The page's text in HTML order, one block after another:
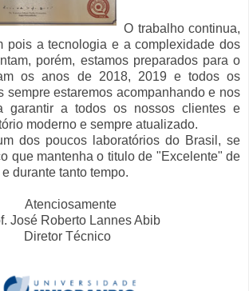
O trabalho continua,
pois a tecnologia e a complexidade dos
porém, estamos preparados para o
os anos de 2018, 2019 e todos os
sempre estaremos acompanhando e nos
garantir a todos os nossos clientes e
moderno e sempre atualizado.
dos poucos laboratórios do Brasil, se
que mantenha o titulo de "Excelente" de
durante tanto tempo.
Atenciosamente
José Roberto Lannes Abib
Diretor Técnico